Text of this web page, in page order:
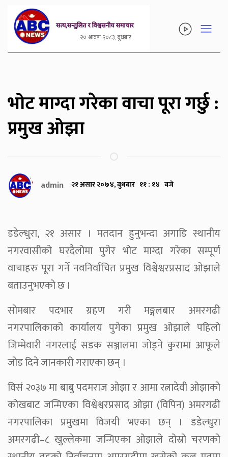
२० श्रावण २०८३, बुधबार
भोट माग्दा गरेका वाचा पूरा गर्छु :
प्रमुख ओझा
admin २१ असार २०७४, बुधबार ११ : १४ बजे
डडेल्धुरा, २१ असार । मतदान हुनुभन्दा अगाडि स्थानीय
नगरवासीको घरदैलोमा पुगेर भोट माग्दा गरेका सम्पूर्ण
वाचाहरु पूरा गर्ने नवनिर्वाचित प्रमुख विश्वेश्वरप्रसाद ओझाले
बताउनुभएको छ ।
सोमबार पदभार ग्रहण गरी मङ्गलबार अमरगढी
नगरपालिकाको कार्यालय पुगेका प्रमुख ओझाले पहिलो
जिम्मेवारी नगरलाई सडक सञ्जालमा जोड्ने कुरामा आफूले
जोड दिने जानकारी गराएका छन् ।
विसं २०३७ मा बाबु पदमराज ओझा र आमा रत्नादेवी ओझाको
कोखबाट जन्मिएका विश्वेश्वरप्रसाद ओझा (विपिन) अमरगढी
नगरपालिका प्रमुखमा विजयी भएका छन् । डडेल्धुरा
अमरगढी–८ खुल्लेकमा जन्मिएका ओझाले दोस्रो चरणको